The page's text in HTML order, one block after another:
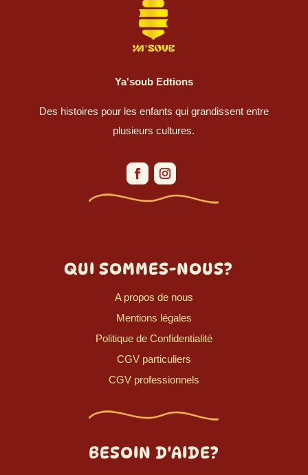
BESOIN D'AIDE?
Ya'soub Edtions
Des histoires pour les enfants qui grandissent entre
plusieurs cultures.
QUI SOMMES-NOUS?
A propos de nous
Mentions légales
Politique de Confidentialité
CGV particuliers
CGV professionnels